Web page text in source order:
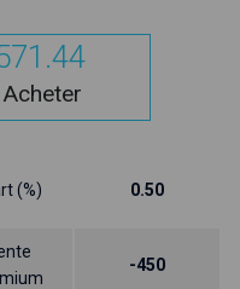
Acheter
(%) 0.50
-450